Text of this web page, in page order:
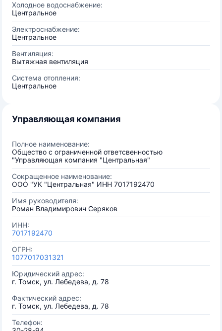
Холодное водоснабжение:
Центральное
Электроснабжение:
Центральное
Вентиляция:
Вытяжная вентиляция
Система отопления:
Центральное
Управляющая компания
Полное наименование:
Общество с ограниченной ответсвенностью
"Управляющая компания "Центральная"
Сокращенное наименование:
ООО "УК "Центральная" ИНН 7017192470
Имя руководителя:
Роман Владимирович Серяков
ИНН:
7017192470
ОГРН:
1077017031321
Юридический адрес:
г. Томск, ул. Лебедева, д. 78
Фактический адрес:
г. Томск, ул. Лебедева, д. 78
Телефон: